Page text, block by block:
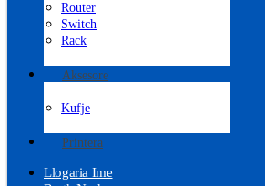
Router
Switch
Rack
Aksesore
Kufje
Printera
Llogaria Ime